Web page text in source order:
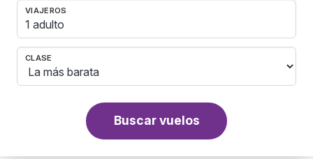
VIAJEROS
1 adulto
CLASE
Buscar vuelos